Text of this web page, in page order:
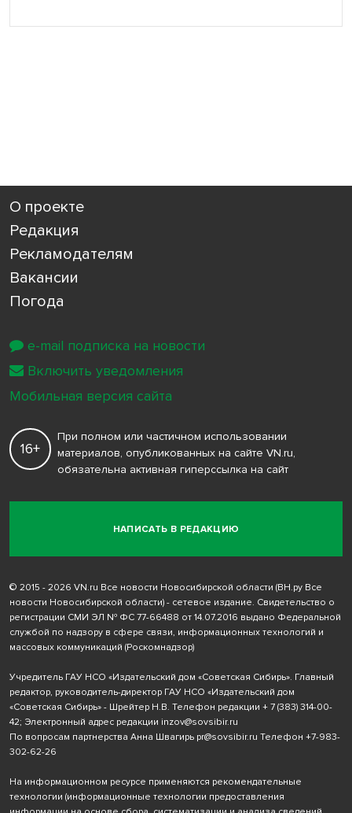
О проекте
Редакция
Рекламодателям
Вакансии
Погода
НАПИСАТЬ В РЕДАКЦИЮ
16+
При полном или частичном использовании
материалов, опубликованных на сайте VN.ru,
обязательна активная гиперссылка на сайт
© 2015 - 2026 VN.ru Все новости Новосибирской области (ВН.ру Все
новости Новосибирской области) - сетевое издание. Свидетельство о
регистрации СМИ ЭЛ № ФС 77-66488 от 14.07.2016 выдано Федеральной
службой по надзору в сфере связи, информационных технологий и
массовых коммуникаций (Роскомнадзор)
Учредитель ГАУ НСО «Издательский дом «Советская Сибирь». Главный
редактор, руководитель-директор ГАУ НСО «Издательский дом
«Советская Сибирь» - Шрейтер Н.В. Телефон редакции + 7 (383) 314-00-
42; Электронный адрес редакции inzov@sovsibir.ru
По вопросам партнерства Анна Швагирь pr@sovsibir.ru Телефон +7-983-
302-62-26
На информационном ресурсе применяются рекомендательные
технологии (информационные технологии предоставления
e-mail подписка на новости
Включить уведомления
Мобильная версия сайта